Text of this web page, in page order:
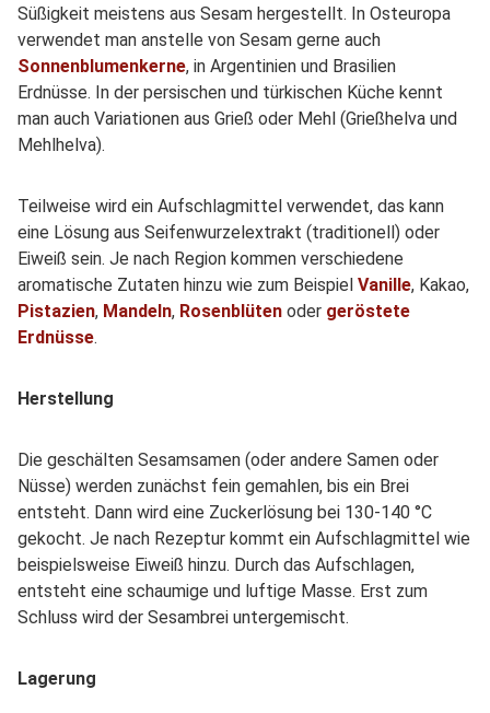
Süßigkeit meistens aus Sesam hergestellt. In Osteuropa
verwendet man anstelle von Sesam gerne auch
Sonnenblumenkerne, in Argentinien und Brasilien
Erdnüsse. In der persischen und türkischen Küche kennt
man auch Variationen aus Grieß oder Mehl (Grießhelva und
Mehlhelva).
Teilweise wird ein Aufschlagmittel verwendet, das kann
eine Lösung aus Seifenwurzelextrakt (traditionell) oder
Eiweiß sein. Je nach Region kommen verschiedene
aromatische Zutaten hinzu wie zum Beispiel Vanille, Kakao,
Pistazien, Mandeln, Rosenblüten oder geröstete
Erdnüsse.
Herstellung
Die geschälten Sesamsamen (oder andere Samen oder
Nüsse) werden zunächst fein gemahlen, bis ein Brei
entsteht. Dann wird eine Zuckerlösung bei 130-140 °C
gekocht. Je nach Rezeptur kommt ein Aufschlagmittel wie
beispielsweise Eiweiß hinzu. Durch das Aufschlagen,
entsteht eine schaumige und luftige Masse. Erst zum
Schluss wird der Sesambrei untergemischt.
Lagerung